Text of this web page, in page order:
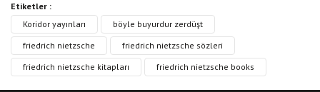
Etiketler :
Koridor yayınları
böyle buyurdur zerdüşt
friedrich nietzsche
friedrich nietzsche sözleri
friedrich nietzsche kitapları
friedrich nietzsche books